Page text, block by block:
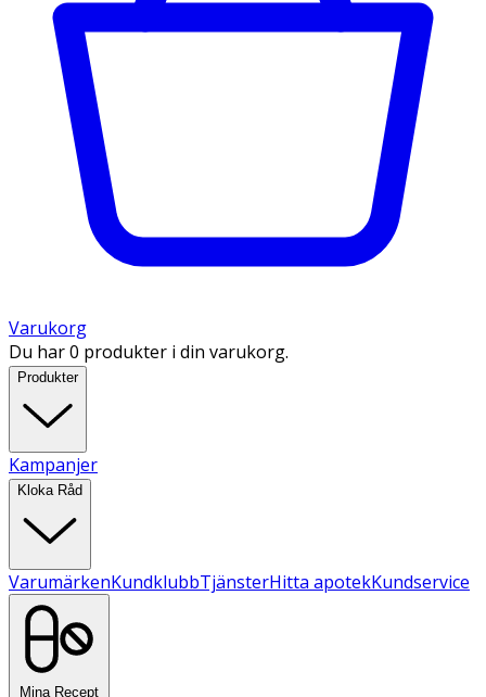
Varukorg
Du har 0 produkter i din varukorg.
Produkter
Kampanjer
Kloka Råd
VarumärkenKundklubbTjänsterHitta apotekKundservice
Mina Recept